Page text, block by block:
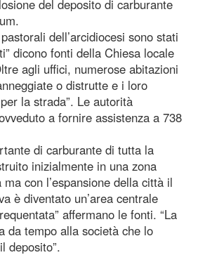
del deposito di carburante
dell’arcidiocesi sono stati
dicono fonti della Chiesa locale
agli uffici, numerose abitazioni
o distrutte e i loro
la strada”. Le autorità
a fornire assistenza a 738
di carburante di tutta la
inizialmente in una zona
con l’espansione della città il
è diventato un’area centrale
affermano le fonti. “La
da tempo alla società che lo
deposito”.